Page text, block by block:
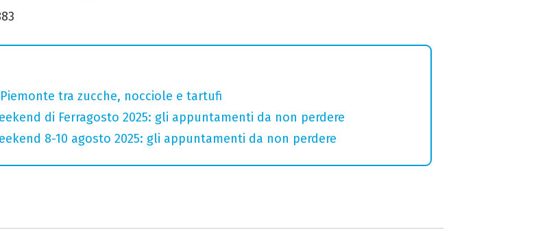
tra zucche, nocciole e tartufi
di Ferragosto 2025: gli appuntamenti da non perdere
8-10 agosto 2025: gli appuntamenti da non perdere